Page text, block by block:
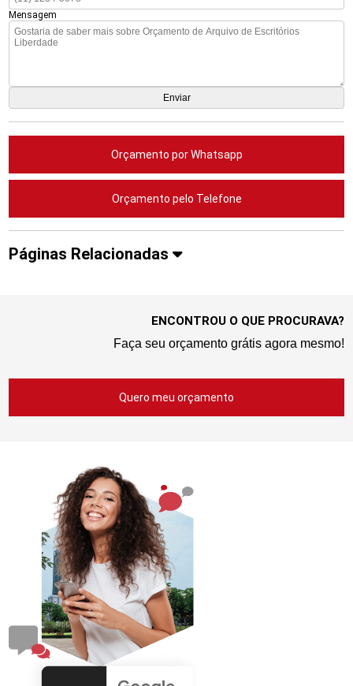
Mensagem
Orçamento por Whatsapp
Orçamento pelo Telefone
Páginas Relacionadas
ENCONTROU O QUE PROCURAVA?
Faça seu orçamento grátis agora mesmo!
Quero meu orçamento